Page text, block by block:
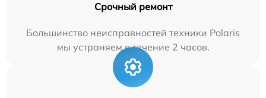
Срочный ремонт
Большинство неисправностей техники Polaris
мы устраняем в течение 2 часов.